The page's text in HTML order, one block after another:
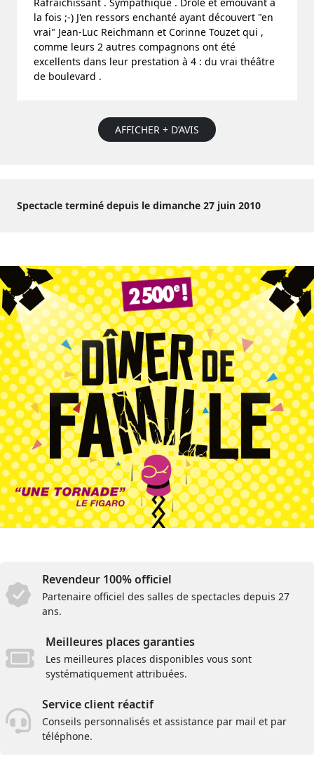
la fois ;-) J'en ressors enchanté ayant découvert "en
vrai" Jean-Luc Reichmann et Corinne Touzet qui ,
comme leurs 2 autres compagnons ont été
excellents dans leur prestation à 4 : du vrai théâtre
de boulevard .
AFFICHER + D’AVIS
Spectacle terminé depuis le dimanche 27 juin 2010
Revendeur 100% officiel
Partenaire officiel des salles de spectacles depuis 27
ans.
Meilleures places garanties
Les meilleures places disponibles vous sont
systématiquement attribuées.
Service client réactif
Conseils personnalisés et assistance par mail et par
téléphone.